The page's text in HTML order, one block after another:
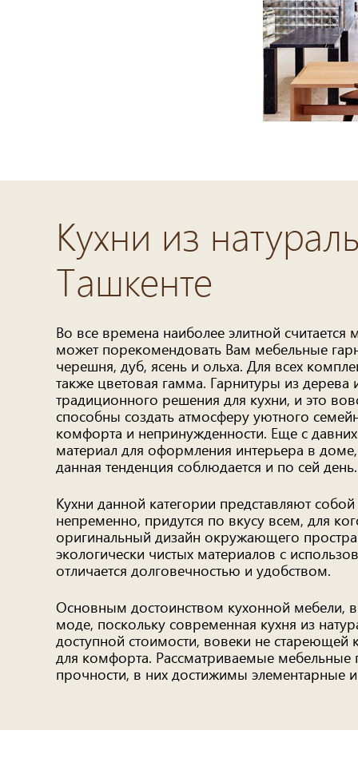
Кухни из
Ташкенте
Во все времена наиболее элитной
может порекомендовать Вам мебельные
черешня, дуб, ясень и ольха. Для всех
также цветовая гамма. Гарнитуры из дерева
традиционного решения для кухни, и это
способны создать атмосферу уютного
комфорта и непринужденности. Еще с
материал для оформления интерьера в
данная тенденция соблюдается и по сей день.
Кухни данной категории представляют
непременно, придутся по вкусу всем, для
оригинальный дизайн окружающего
экологически чистых материалов с
отличается долговечностью и удобством.
Основным достоинством кухонной мебели,
моде, поскольку современная кухня из
доступной стоимости, вовеки не стареющей
для комфорта. Рассматриваемые
прочности, в них достижимы элементарные